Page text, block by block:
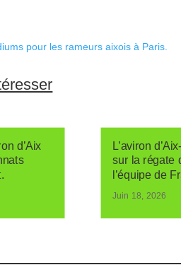
pour les rameurs aixois à Paris.
d’Aix L’aviron
sur la régate
l’équipe de
Juin 18, 2026